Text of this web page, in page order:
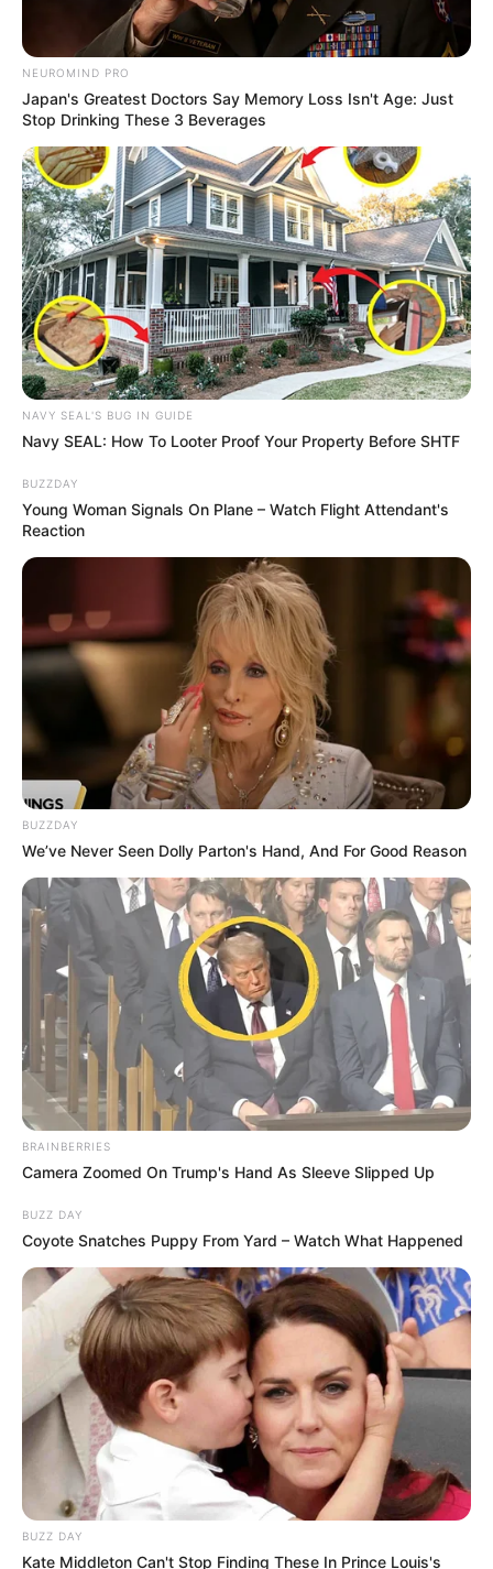
NEUROMIND PRO
Japan's Greatest Doctors Say Memory Loss Isn't Age: Just
Stop Drinking These 3 Beverages
NAVY SEAL'S BUG IN GUIDE
Navy SEAL: How To Looter Proof Your Property Before SHTF
BUZZDAY
Young Woman Signals On Plane – Watch Flight Attendant's
Reaction
BUZZDAY
We’ve Never Seen Dolly Parton's Hand, And For Good Reason
BRAINBERRIES
Camera Zoomed On Trump's Hand As Sleeve Slipped Up
BUZZ DAY
Coyote Snatches Puppy From Yard – Watch What Happened
BUZZ DAY
Kate Middleton Can't Stop Finding These In Prince Louis's